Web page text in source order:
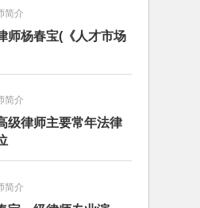
简介
师杨春宝(《人才市场
简介
级律师主要常年法律
简介